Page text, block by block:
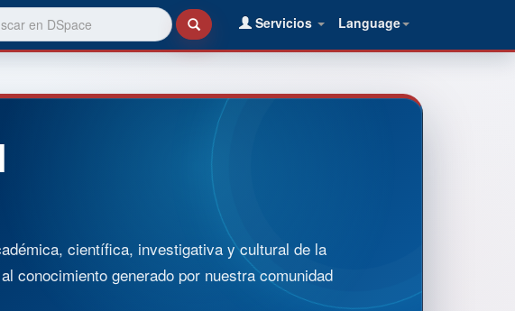
Language
Servicios
científica, investigativa y cultural de la
conocimiento generado por nuestra comunidad